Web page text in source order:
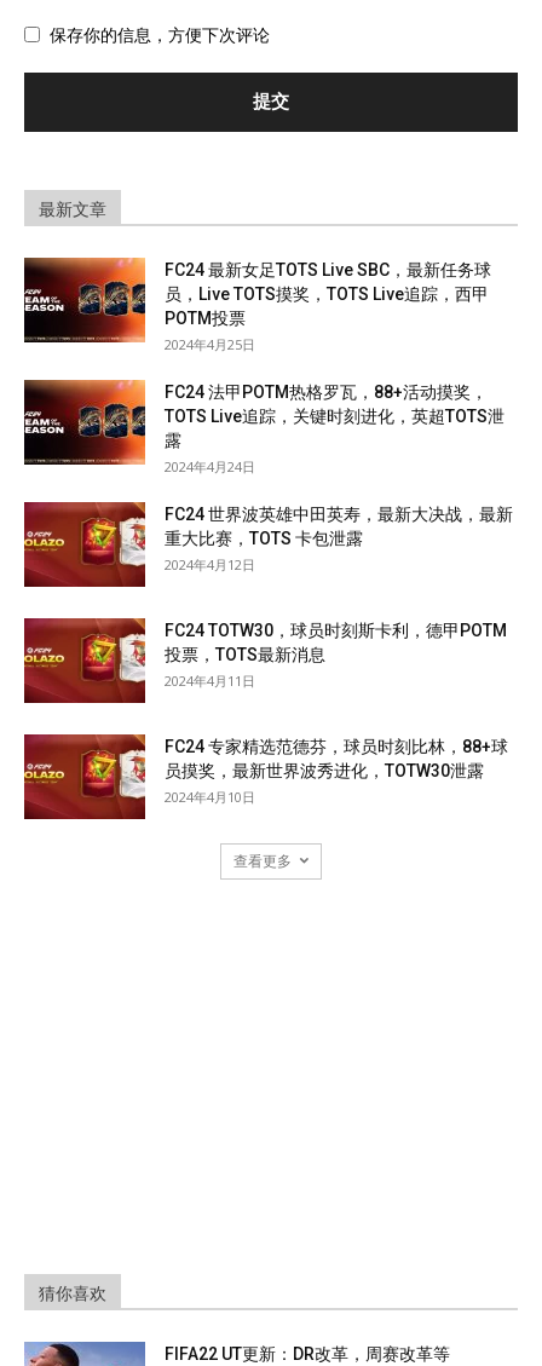
保存你的信息，方便下次评论
最新文章
FC24 最新女足TOTS Live SBC，最新任务球
员，Live TOTS摸奖，TOTS Live追踪，西甲
POTM投票
2024年4月25日
FC24 法甲POTM热格罗瓦，88+活动摸奖，
TOTS Live追踪，关键时刻进化，英超TOTS泄
露
2024年4月24日
FC24 世界波英雄中田英寿，最新大决战，最新
重大比赛，TOTS 卡包泄露
2024年4月12日
FC24 TOTW30，球员时刻斯卡利，德甲POTM
投票，TOTS最新消息
2024年4月11日
FC24 专家精选范德芬，球员时刻比林，88+球
员摸奖，最新世界波秀进化，TOTW30泄露
2024年4月10日
查看更多
猜你喜欢
FIFA22 UT更新：DR改革，周赛改革等